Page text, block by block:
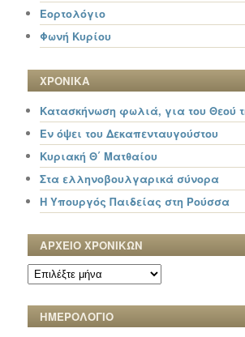
Εορτολόγιο
Φωνή Κυρίου
ΧΡΟΝΙΚΑ
Κατασκήνωση φωλιά, για του Θεού
Εν όψει του Δεκαπενταυγούστου
Κυριακή Θ΄ Ματθαίου
Στα ελληνοβουλγαρικά σύνορα
Η Υπουργός Παιδείας στη Ρούσσα
ΑΡΧΕΙΟ ΧΡΟΝΙΚΩΝ
ΑΡΧΕΙΟ
ΧΡΟΝΙΚΩΝ
ΗΜΕΡΟΛΟΓΙΟ